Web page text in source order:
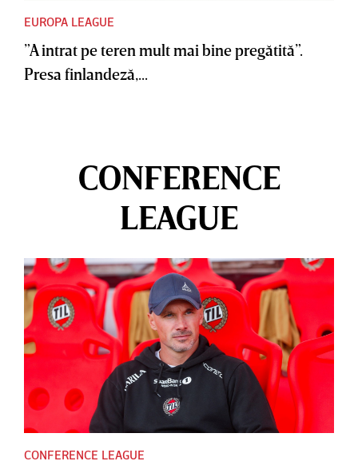
EUROPA LEAGUE
”A intrat pe teren mult mai bine pregătită”.
Presa finlandeză,...
CONFERENCE
LEAGUE
CONFERENCE LEAGUE